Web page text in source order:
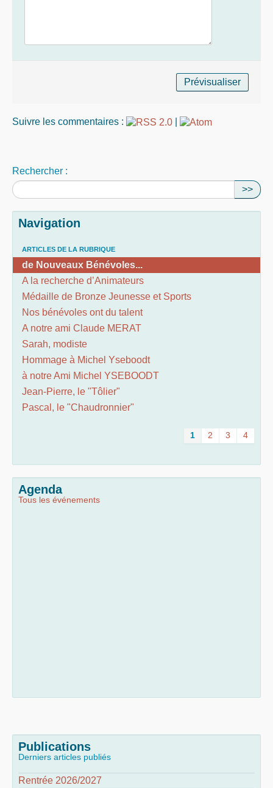
Suivre les commentaires :
Rechercher :
>>
Navigation
ARTICLES DE LA RUBRIQUE
de Nouveaux Bénévoles...
A la recherche d’Animateurs
Médaille de Bronze Jeunesse et Sports
Nos bénévoles ont du talent
A notre ami Claude MERAT
Sarah, modiste
Hommage à Michel Yseboodt
à notre Ami Michel YSEBOODT
Jean-Pierre, le "Tôlier"
Pascal, le "Chaudronnier"
1 2 3 4
Agenda
Tous les événements
Publications
Derniers articles publiés
Rentrée 2026/2027